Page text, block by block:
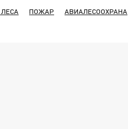
ПОЖАР
АВИАЛЕСООХРАНА